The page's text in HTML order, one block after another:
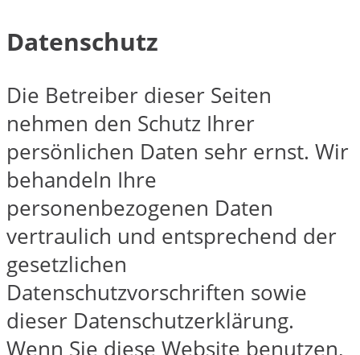
Datenschutz
Die Betreiber dieser Seiten
nehmen den Schutz Ihrer
persönlichen Daten sehr ernst. Wir
behandeln Ihre
personenbezogenen Daten
vertraulich und entsprechend der
gesetzlichen
Datenschutzvorschriften sowie
dieser Datenschutzerklärung.
Wenn Sie diese Website benutzen,